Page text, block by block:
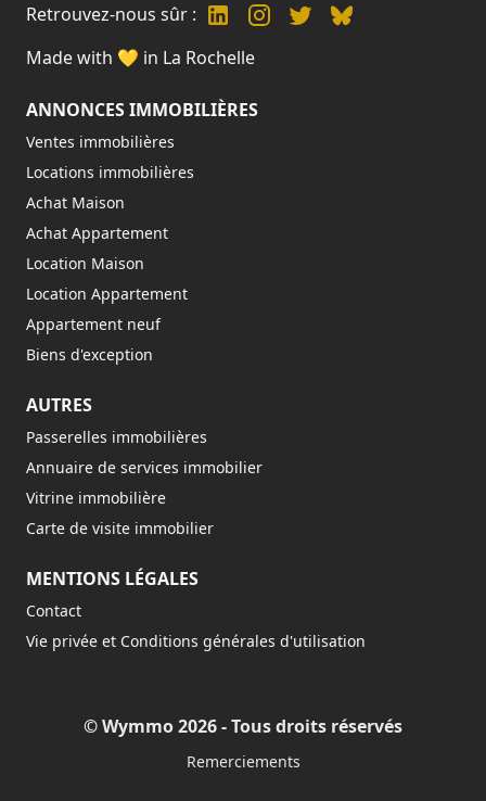
Retrouvez-nous sûr :
Made with 💛 in La Rochelle
ANNONCES IMMOBILIÈRES
Ventes immobilières
Locations immobilières
Achat Maison
Achat Appartement
Location Maison
Location Appartement
Appartement neuf
Biens d'exception
AUTRES
Passerelles immobilières
Annuaire de services immobilier
Vitrine immobilière
Carte de visite immobilier
MENTIONS LÉGALES
Contact
Vie privée et Conditions générales d'utilisation
© Wymmo 2026 - Tous droits réservés
Remerciements